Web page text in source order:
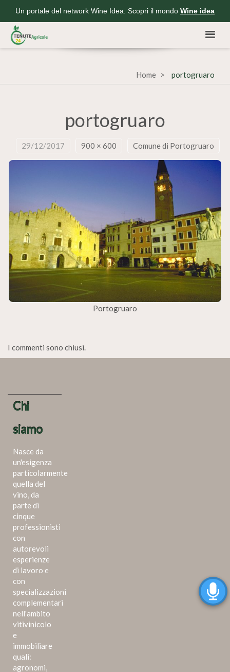
Un portale del network Wine Idea. Scopri il mondo Wine idea
Home portogruaro
portogruaro
29/12/2017 900 × 600 Comune di Portogruaro
Portogruaro
I commenti sono chiusi.
Chi
siamo
Nasce da
un'esigenza
particolarmente
quella del
vino, da
parte di
cinque
professionisti
con
autorevoli
esperienze
di lavoro e
con
specializzazioni
complementari
nell'ambito
vitivinicolo
e
immobiliare
quali:
agronomi,